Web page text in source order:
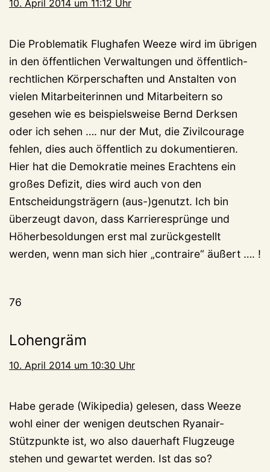
10. April 2014 um 11:12 Uhr
Die Problematik Flughafen Weeze wird im übrigen
in den öffentlichen Verwaltungen und öffentlich-
rechtlichen Körperschaften und Anstalten von
vielen Mitarbeiterinnen und Mitarbeitern so
gesehen wie es beispielsweise Bernd Derksen
oder ich sehen …. nur der Mut, die Zivilcourage
fehlen, dies auch öffentlich zu dokumentieren.
Hier hat die Demokratie meines Erachtens ein
großes Defizit, dies wird auch von den
Entscheidungsträgern (aus-)genutzt. Ich bin
überzeugt davon, dass Karrieresprünge und
Höherbesoldungen erst mal zurückgestellt
werden, wenn man sich hier „contraire“ äußert …. !
76
Lohengräm
10. April 2014 um 10:30 Uhr
Habe gerade (Wikipedia) gelesen, dass Weeze
wohl einer der wenigen deutschen Ryanair-
Stützpunkte ist, wo also dauerhaft Flugzeuge
stehen und gewartet werden. Ist das so?